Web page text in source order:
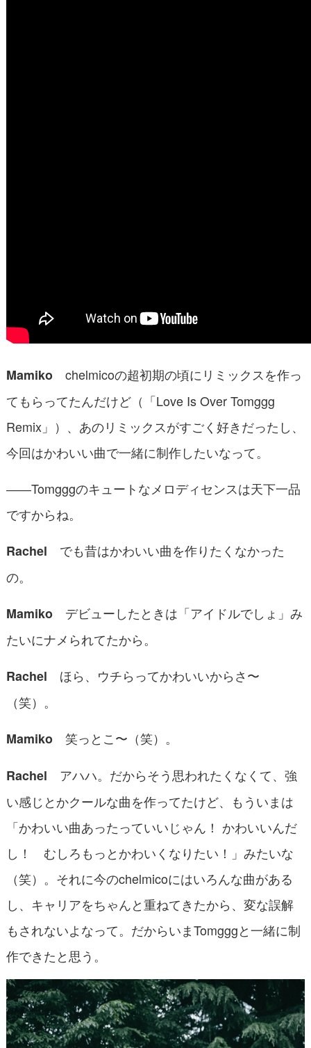
Mamikochelmicoの超初期の頃にリミックスを作っ
てもらってたんだけど（「Love Is Over Tomggg
Remix」）、あのリミックスがすごく好きだったし、
今回はかわいい曲で一緒に制作したいなって。
――Tomgggのキュートなメロディセンスは天下一品
ですからね。
Rachel でも昔はかわいい曲を作りたくなかった
の。
Mamikoデビューしたときは「アイドルでしょ」み
たいにナメられてたから。
Rachel ほら、ウチらってかわいいからさ〜
（笑）。
Mamiko笑っとこ〜（笑）。
Rachel アハハ。だからそう思われたくなくて、強
い感じとかクールな曲を作ってたけど、もういまは
「かわいい曲あったっていいじゃん！ かわいいんだ
し！ むしろもっとかわいくなりたい！」みたいな
（笑）。それに今のchelmicoにはいろんな曲がある
し、キャリアをちゃんと重ねてきたから、変な誤解
もされないよなって。だからいまTomgggと一緒に制
作できたと思う。